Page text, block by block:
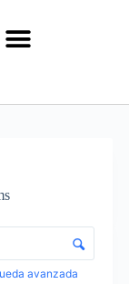
avanzada